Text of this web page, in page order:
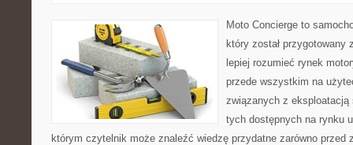
Moto Concierge to
który został
lepiej rozumieć rynek
przede wszystkim na
związanych z eksploatacją
tych dostępnych na rynku
którym czytelnik może znaleźć wiedzę przydatne zarówno przed